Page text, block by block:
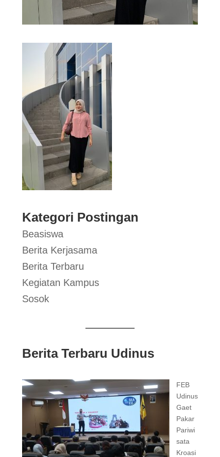
Kategori Postingan
Beasiswa
Berita Kerjasama
Berita Terbaru
Kegiatan Kampus
Sosok
Berita Terbaru Udinus
FEB
Udinus
Gaet
Pakar
Pariwi
sata
Kroasi